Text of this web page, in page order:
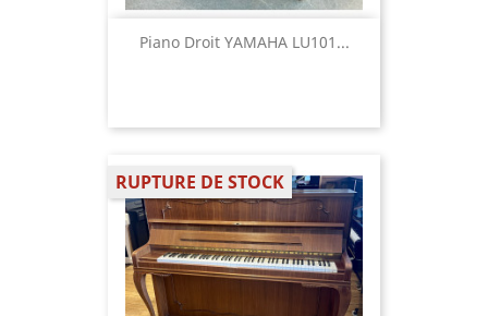
Piano Droit YAMAHA LU101...
RUPTURE DE STOCK